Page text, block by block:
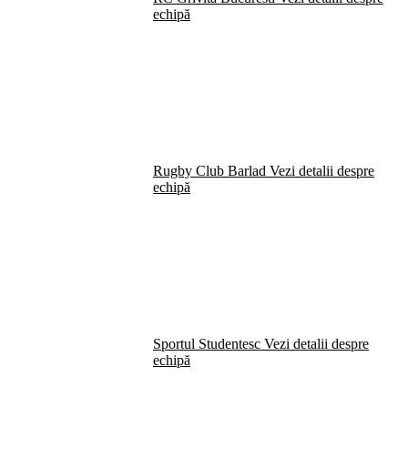
echipă
Rugby Club Barlad Vezi detalii despre
echipă
Sportul Studentesc Vezi detalii despre
echipă